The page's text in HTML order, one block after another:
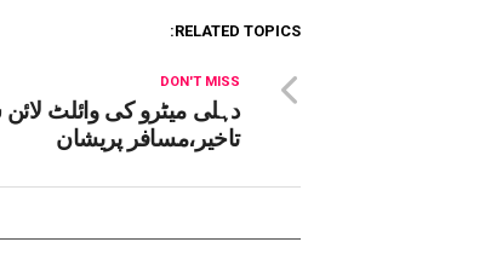
RELATED TOPICS:
DON'T MISS
دہلی میٹرو کی وائلٹ
تاخیر،مسافر پریشان